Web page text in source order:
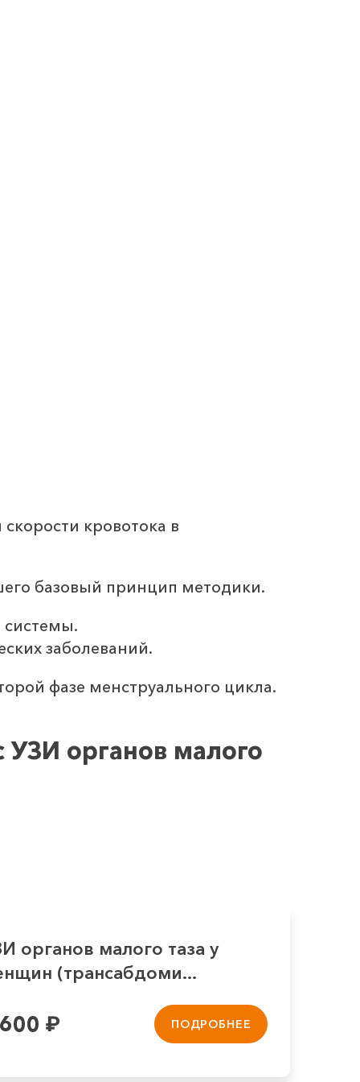
кровотока в
базовый принцип методики.
заболеваний.
фазе менструального цикла.
УЗИ органов малого
органов малого таза у
(трансабдоми...
₽ ПОДРОБНЕЕ